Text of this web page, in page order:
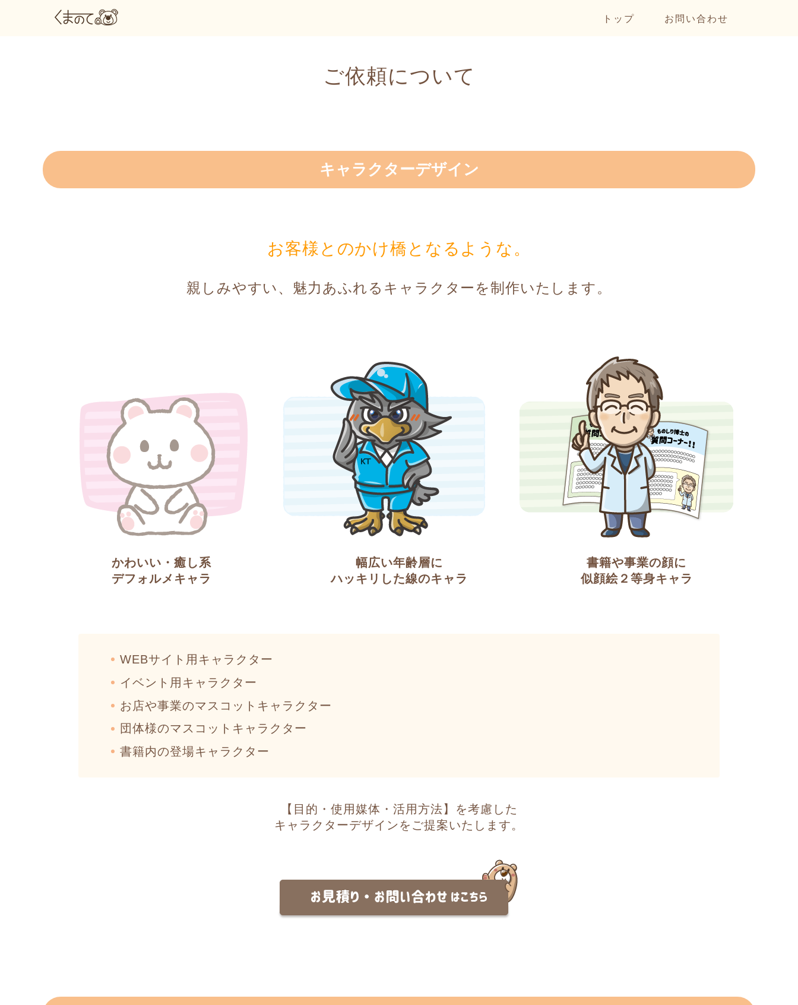
トップ お問い合わせ
ご依頼について
キャラクターデザイン
お客様とのかけ橋となるような。
親しみやすい、魅力あふれるキャラクターを制作いたします。
かわいい・癒し系
デフォルメキャラ
幅広い年齢層に
ハッキリした線のキャラ
書籍や事業の顔に
似顔絵２等身キャラ
WEBサイト用キャラクター
イベント用キャラクター
お店や事業のマスコットキャラクター
団体様のマスコットキャラクター
書籍内の登場キャラクター
【目的・使用媒体・活用方法】を考慮した
キャラクターデザインをご提案いたします。